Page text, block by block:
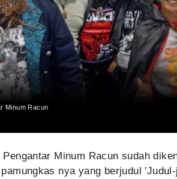
Minum Racun
Minum Racun sudah
nya yang berjudul